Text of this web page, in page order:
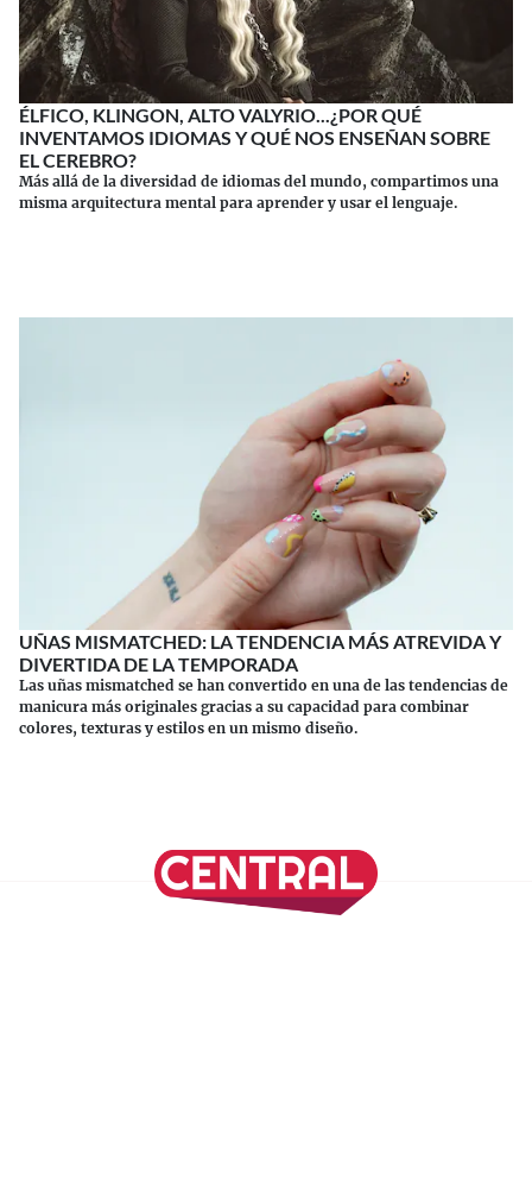
ÉLFICO, KLINGON, ALTO VALYRIO...¿POR QUÉ
INVENTAMOS IDIOMAS Y QUÉ NOS ENSEÑAN SOBRE
EL CEREBRO?
Más allá de la diversidad de idiomas del mundo, compartimos una
misma arquitectura mental para aprender y usar el lenguaje.
UÑAS MISMATCHED: LA TENDENCIA MÁS ATREVIDA Y
DIVERTIDA DE LA TEMPORADA
Las uñas mismatched se han convertido en una de las tendencias de
manicura más originales gracias a su capacidad para combinar
colores, texturas y estilos en un mismo diseño.